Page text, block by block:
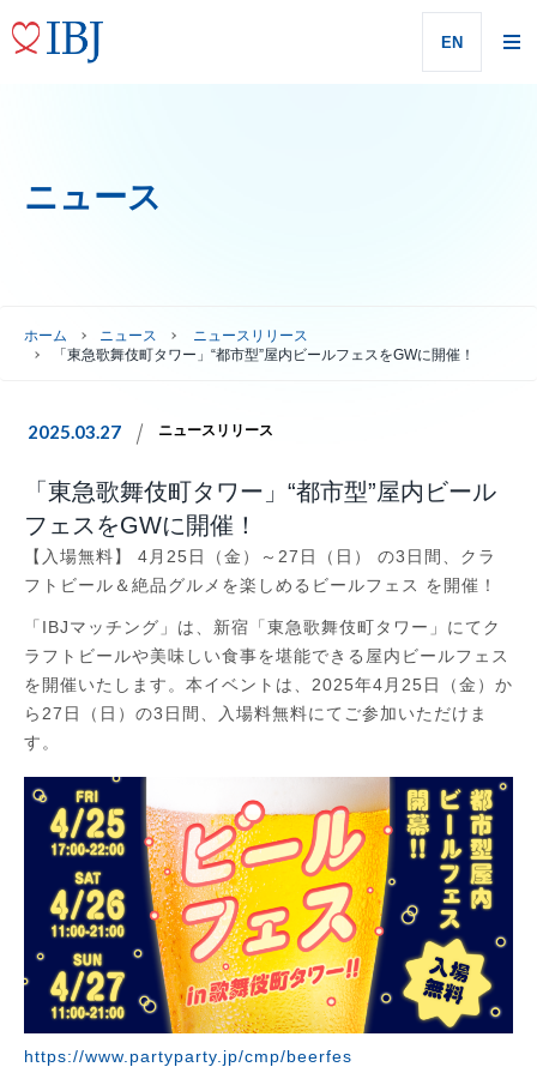
EN
ニュース
ホーム ニュース
ニュースリリース
「東急歌舞伎町タワー」“都市型”屋内ビールフェスをGWに開催！
2025.03.27 ニュースリリース
「東急歌舞伎町タワー」“都市型”屋内ビール
フェスをGWに開催！
【入場無料】 4月25日（金）～27日（日） の3日間、クラ
フトビール＆絶品グルメを楽しめるビールフェス を開催！
「IBJマッチング」は、新宿「東急歌舞伎町タワー」にてク
ラフトビールや美味しい食事を堪能できる屋内ビールフェス
を開催いたします。本イベントは、2025年4月25日（金）か
ら27日（日）の3日間、入場料無料にてご参加いただけま
す。
https://www.partyparty.jp/cmp/beerfes